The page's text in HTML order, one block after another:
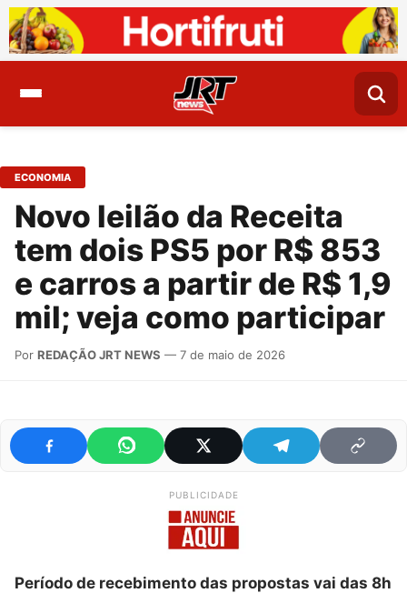
ECONOMIA
Novo leilão da Receita
tem dois PS5 por R$ 853
e carros a partir de R$ 1,9
mil; veja como participar
Por REDAÇÃO JRT NEWS — 7 de maio de 2026
PUBLICIDADE
Período de recebimento das propostas vai das 8h